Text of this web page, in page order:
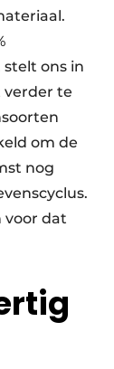
ons in
te
om de
nog
voor dat